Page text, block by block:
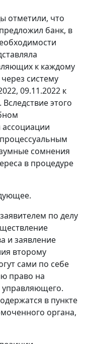
отметили, что
банк, в
к каждому
систему
09.11.2022 к
этого
сомнения
в процедуре
по делу
и заявление
второму
сами по себе
право на
управляющего.
в пункте
органа,